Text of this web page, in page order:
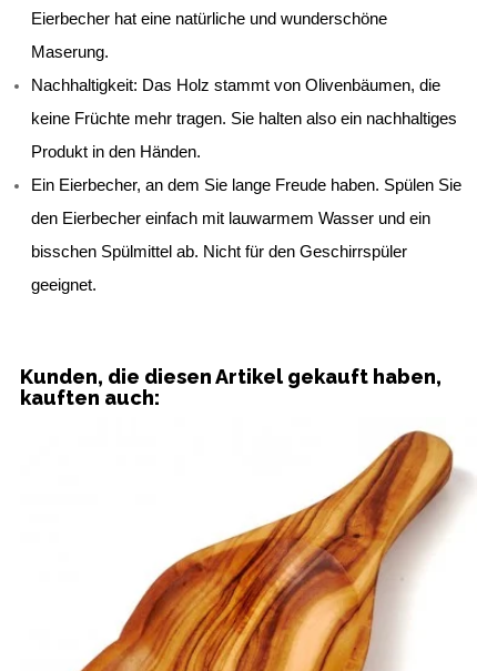
Eierbecher hat eine natürliche und wunderschöne
Maserung.
Nachhaltigkeit: Das Holz stammt von Olivenbäumen, die
keine Früchte mehr tragen. Sie halten also ein nachhaltiges
Produkt in den Händen.
Ein Eierbecher, an dem Sie lange Freude haben. Spülen Sie
den Eierbecher einfach mit lauwarmem Wasser und ein
bisschen Spülmittel ab. Nicht für den Geschirrspüler
geeignet.
Kunden, die diesen Artikel gekauft haben,
kauften auch: